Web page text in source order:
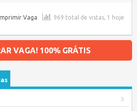
969 total de vistas, 1 hoje
Vaga
VAGA! 100% GRÁTIS